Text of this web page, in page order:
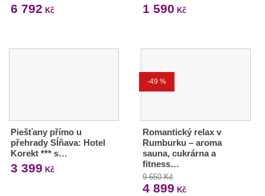
6 792 Kč 1 590 Kč
Piešťany přímo u
přehrady Sĺňava: Hotel
Korekt *** s…
3 399 Kč
-49 %
Romantický relax v
Rumburku – aroma
sauna, cukrárna a
fitness…
9 650 Kč
4 899 Kč